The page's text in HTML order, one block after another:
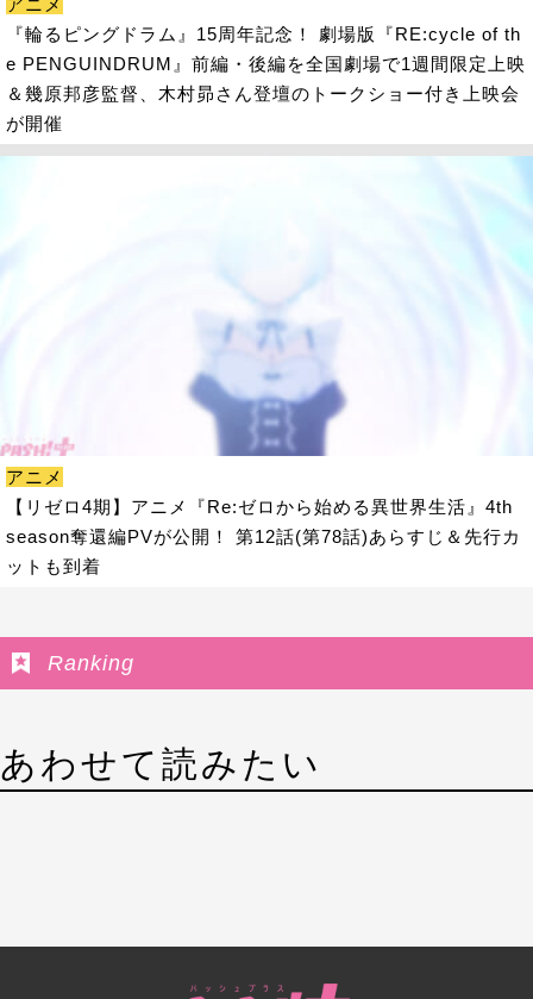
『輪るピングドラム』15周年記念！ 劇場版『RE:cycle of th
e PENGUINDRUM』前編・後編を全国劇場で1週間限定上映
＆幾原邦彦監督、木村昴さん登壇のトークショー付き上映会
が開催
アニメ
【リゼロ4期】アニメ『Re:ゼロから始める異世界生活』4th
season奪還編PVが公開！ 第12話(第78話)あらすじ＆先行カ
ットも到着
Ranking
あわせて読みたい